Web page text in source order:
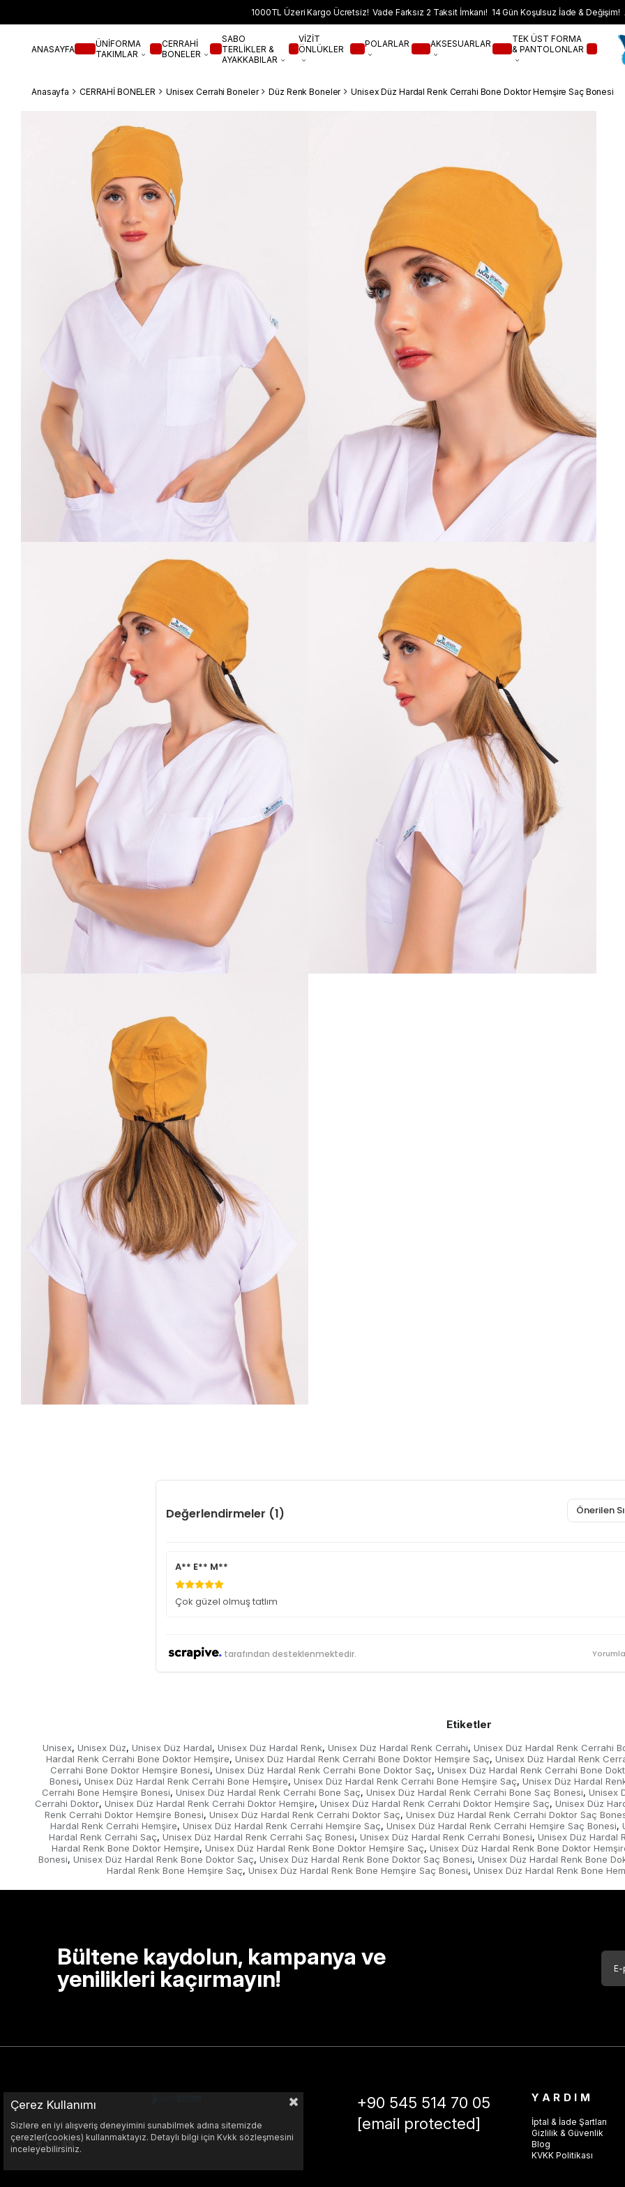
1000TL Üzeri Kargo Ücretsiz! Vade Farksız 2 Taksit İmkanı! 14 Gün Koşulsuz İade & Değişim!
ANASAYFA
ÜNİFORMA
TAKIMLAR
CERRAHİ
BONELER
SABO
TERLİKLER &
AYAKKABILAR
VİZİT
ÖNLÜKLER
POLARLAR AKSESUARLAR
TEK ÜST FORMA
& PANTOLONLAR
Anasayfa CERRAHİ BONELER Unisex Cerrahi Boneler Düz Renk Boneler Unisex Düz Hardal Renk Cerrahi Bone Doktor Hemşire Saç Bonesi
Değerlendirmeler (1) Önerilen
A** E** M**
Çok güzel olmuş tatlım
tarafından desteklenmektedir.
Etiketler
Unisex, Unisex Düz, Unisex Düz Hardal, Unisex Düz Hardal Renk, Unisex Düz Hardal Renk Cerrahi, Unisex Düz Hardal Renk Cerrahi
Hardal Renk Cerrahi Bone Doktor Hemşire, Unisex Düz Hardal Renk Cerrahi Bone Doktor Hemşire Saç, Unisex Düz Hardal Renk
Cerrahi Bone Doktor Hemşire Bonesi, Unisex Düz Hardal Renk Cerrahi Bone Doktor Saç, Unisex Düz Hardal Renk Cerrahi Bone
Bonesi, Unisex Düz Hardal Renk Cerrahi Bone Hemşire, Unisex Düz Hardal Renk Cerrahi Bone Hemşire Saç, Unisex Düz Hardal
Cerrahi Bone Hemşire Bonesi, Unisex Düz Hardal Renk Cerrahi Bone Saç, Unisex Düz Hardal Renk Cerrahi Bone Saç Bonesi, Unisex
Cerrahi Doktor, Unisex Düz Hardal Renk Cerrahi Doktor Hemşire, Unisex Düz Hardal Renk Cerrahi Doktor Hemşire Saç, Unisex Düz
Renk Cerrahi Doktor Hemşire Bonesi, Unisex Düz Hardal Renk Cerrahi Doktor Saç, Unisex Düz Hardal Renk Cerrahi Doktor Saç
Hardal Renk Cerrahi Hemşire, Unisex Düz Hardal Renk Cerrahi Hemşire Saç, Unisex Düz Hardal Renk Cerrahi Hemşire Saç Bonesi,
Hardal Renk Cerrahi Saç, Unisex Düz Hardal Renk Cerrahi Saç Bonesi, Unisex Düz Hardal Renk Cerrahi Bonesi, Unisex Düz Hardal
Hardal Renk Bone Doktor Hemşire, Unisex Düz Hardal Renk Bone Doktor Hemşire Saç, Unisex Düz Hardal Renk Bone Doktor
Bonesi, Unisex Düz Hardal Renk Bone Doktor Saç, Unisex Düz Hardal Renk Bone Doktor Saç Bonesi, Unisex Düz Hardal Renk Bone
Hardal Renk Bone Hemşire Saç, Unisex Düz Hardal Renk Bone Hemşire Saç Bonesi, Unisex Düz Hardal Renk Bone
Bültene kaydolun, kampanya ve
yenilikleri kaçırmayın!
+90 545 514 70 05
[email protected]
YARDIM
İptal & İade Şartları
Gizlilik & Güvenlik
Blog
KVKK Politikası
Çerez Kullanımı
Sizlere en iyi alışveriş deneyimini sunabilmek adına sitemizde
çerezler(cookies) kullanmaktayız. Detaylı bilgi için Kvkk sözleşmesini
inceleyebilirsiniz.